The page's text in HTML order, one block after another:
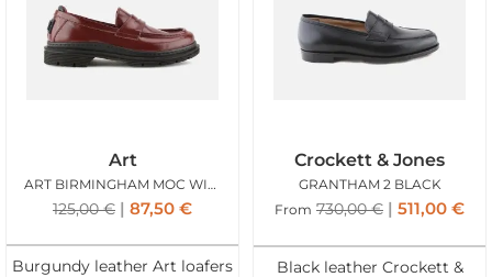
Art
ART BIRMINGHAM MOC WINE
125,00€ 87,50 €
Burgundy leather Art loafers
Crockett & Jones
GRANTHAM 2 BLACK
From 730,00€ 511,00 €
Black leather Crockett &